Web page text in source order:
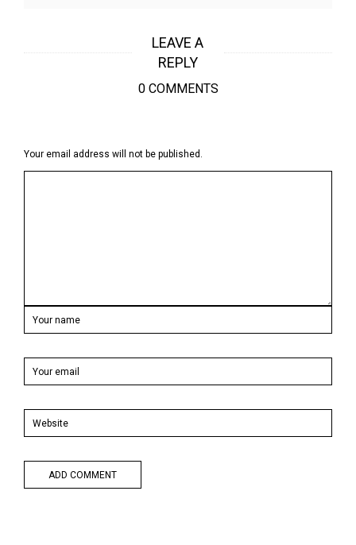
LEAVE A
REPLY
0 COMMENTS
Your email address will not be published.